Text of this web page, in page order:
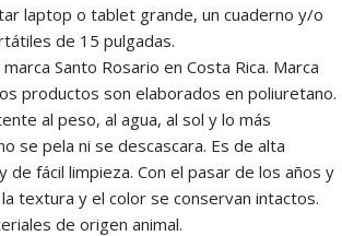
laptop o tablet grande, un cuaderno y/o
de 15 pulgadas.
Santo Rosario en Costa Rica. Marca
productos son elaborados en poliuretano.
al peso, al agua, al sol y lo más
se pela ni se descascara. Es de alta
de fácil limpieza. Con el pasar de los años y
textura y el color se conservan intactos.
de origen animal.